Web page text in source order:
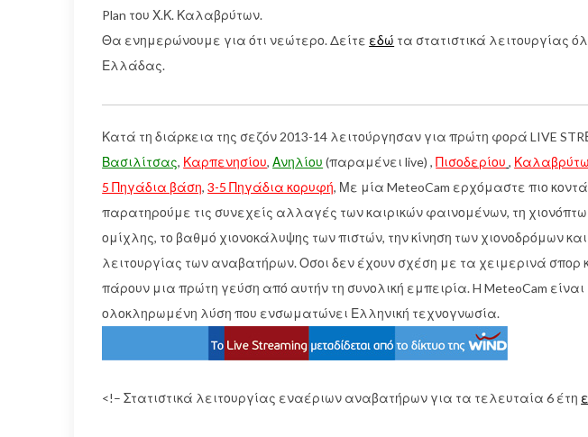
Plan του Χ.Κ. Καλαβρύτων.
Θα ενημερώνουμε για ότι νεώτερο. Δείτε εδώ τα στατιστικά λειτουργίας
Ελλάδας.
Κατά τη διάρκεια της σεζόν 2013-14 λειτούργησαν για πρώτη φορά LIVE
Βασιλίτσας, Καρπενησίου,Ανηλίου (παραμένει live) ,Πισοδερίου ,
5 Πηγάδια βάση,3-5 Πηγάδια κορυφή, Με μία MeteoCam ερχόμαστε πιο
παρατηρούμε τις συνεχείς αλλαγές των καιρικών φαινομένων, τη
ομίχλης, το βαθμό χιονοκάλυψης των πιστών, την κίνηση των χιονοδρόμων
λειτουργίας των αναβατήρων. Οσοι δεν έχουν σχέση με τα χειμερινά σπορ
πάρουν μια πρώτη γεύση από αυτήν τη συνολική εμπειρία. H MeteoCam
ολοκληρωμένη λύση που ενσωματώνει Ελληνική τεχνογνωσία.
<!– Στατιστικά λειτουργίας εναέριων αναβατήρων για τα τελευταία 6 έτη